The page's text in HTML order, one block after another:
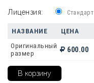
Лицензия: Стандарт
НАЗВАНИЕ ЦЕНА
Оригинальный
размер
600.00